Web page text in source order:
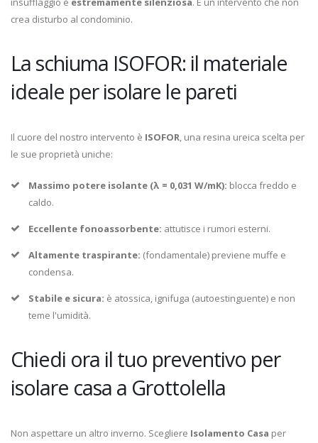
crea disturbo al condominio.
La schiuma ISOFOR: il materiale
ideale per isolare le pareti
Il cuore del nostro intervento è ISOFOR, una resina ureica scelta per
le sue proprietà uniche:
Massimo potere isolante (λ = 0,031 W/mK): blocca freddo e
caldo.
Eccellente fonoassorbente: attutisce i rumori esterni.
Altamente traspirante: (fondamentale) previene muffe e
condensa.
Stabile e sicura: è atossica, ignifuga (autoestinguente) e non
teme l'umidità.
Chiedi ora il tuo preventivo per
isolare casa a Grottolella
Non aspettare un altro inverno. Scegliere Isolamento Casa per